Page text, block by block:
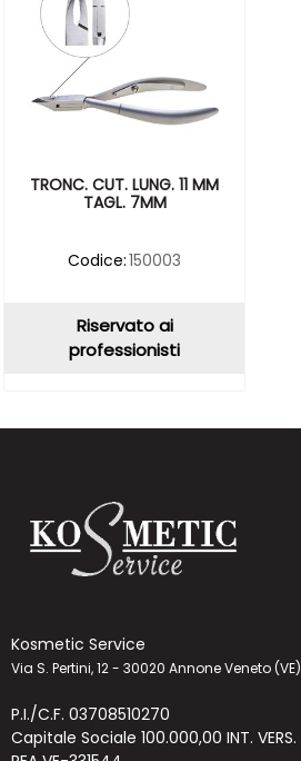
TRONC. CUT. LUNG. 11 MM
TAGL. 7MM
Codice:150003
Riservato ai
professionisti
Kosmetic Service
Via S. Pertini, 12 - 30020 Annone Veneto (VE)
P.I./C.F. 03708510270
Capitale Sociale 100.000,00 INT. VERS.